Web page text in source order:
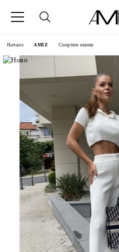
Начало AMIZ Спортни екипи